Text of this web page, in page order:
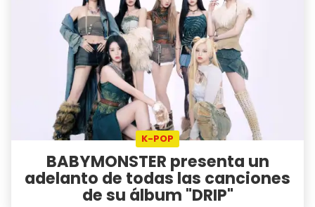
K-POP
BABYMONSTER presenta un
adelanto de todas las canciones
de su álbum "DRIP"